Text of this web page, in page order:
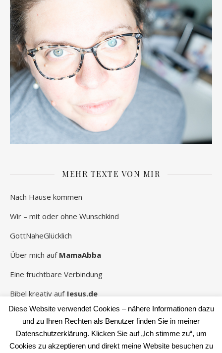
MEHR TEXTE VON MIR
Nach Hause kommen
Wir – mit oder ohne Wunschkind
GottNaheGlücklich
Über mich auf MamaAbba
Eine fruchtbare Verbindung
Bibel kreativ auf Jesus.de
2026 Rebekka Schwaneberg ©
Diese Website verwendet Cookies – nähere Informationen dazu
und zu Ihren Rechten als Benutzer finden Sie in meiner
Datenschutzerklärung. Klicken Sie auf „Ich stimme zu“, um
Cookies zu akzeptieren und direkt meine Website besuchen zu